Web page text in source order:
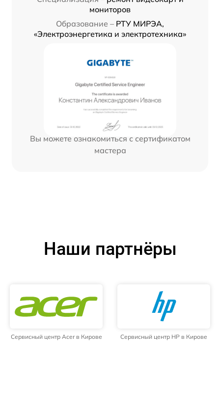
мониторов
Образование – РТУ МИРЭА,
«Электроэнергетика и электротехника»
Вы можете ознакомиться с сертификатом
мастера
Наши партнёры
Сервисный центр Acer в Кирове Сервисный центр HP в Кирове